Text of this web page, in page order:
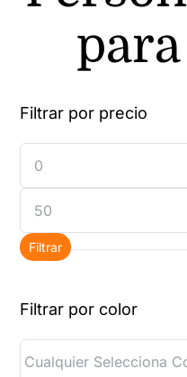
Filtrar por precio
Precio
mínimo
Precio
máximo
Filtrar
Filtrar por color